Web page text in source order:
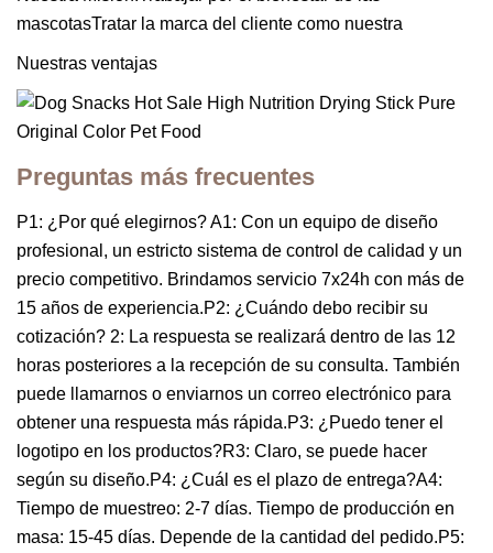
mascotasTratar la marca del cliente como nuestra
Nuestras ventajas
Preguntas más frecuentes
P1: ¿Por qué elegirnos? A1: Con un equipo de diseño
profesional, un estricto sistema de control de calidad y un
precio competitivo. Brindamos servicio 7x24h con más de
15 años de experiencia.P2: ¿Cuándo debo recibir su
cotización? 2: La respuesta se realizará dentro de las 12
horas posteriores a la recepción de su consulta. También
puede llamarnos o enviarnos un correo electrónico para
obtener una respuesta más rápida.P3: ¿Puedo tener el
logotipo en los productos?R3: Claro, se puede hacer
según su diseño.P4: ¿Cuál es el plazo de entrega?A4:
Tiempo de muestreo: 2-7 días. Tiempo de producción en
masa: 15-45 días. Depende de la cantidad del pedido.P5: